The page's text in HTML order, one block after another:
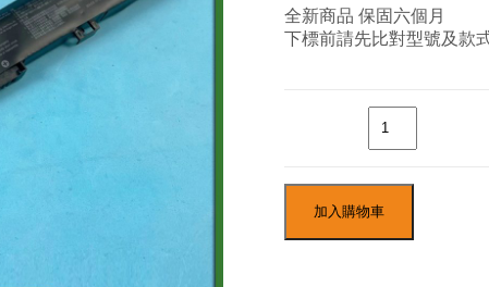
全新商品 保固六個月
下標前請先比對型號及款
加入購物車